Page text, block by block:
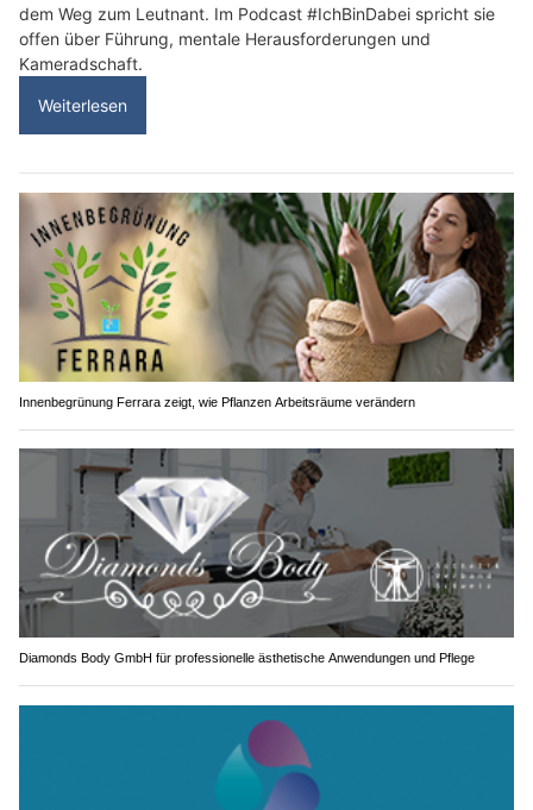
dem Weg zum Leutnant. Im Podcast #IchBinDabei spricht sie
offen über Führung, mentale Herausforderungen und
Kameradschaft.
Weiterlesen
Innenbegrünung Ferrara zeigt, wie Pflanzen Arbeitsräume verändern
Diamonds Body GmbH für professionelle ästhetische Anwendungen und Pflege